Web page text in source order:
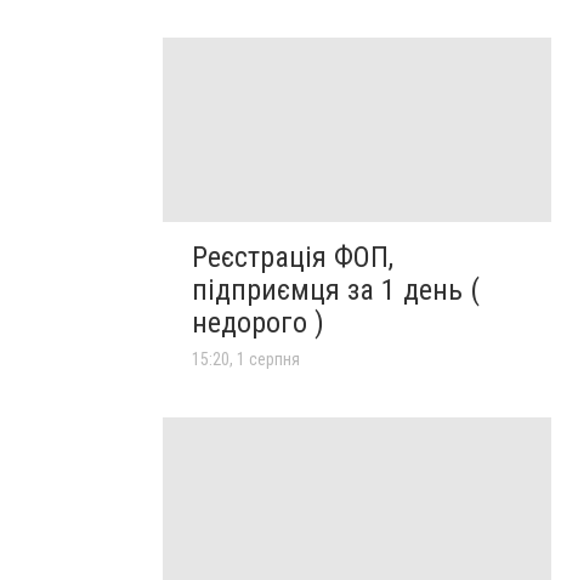
Реєстрація ФОП,
підприємця за 1 день (
недорого )
15:20, 1 серпня